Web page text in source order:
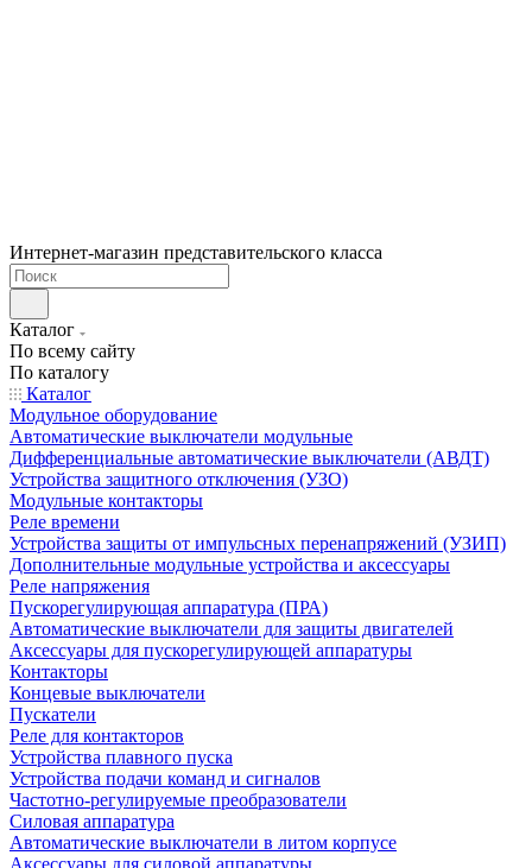
Интернет-магазин представительского класса
Каталог
По всему сайту
По каталогу
Каталог
Модульное оборудование
Автоматические выключатели модульные
Дифференциальные автоматические выключатели (АВДТ)
Устройства защитного отключения (УЗО)
Модульные контакторы
Реле времени
Устройства защиты от импульсных перенапряжений (УЗИП)
Дополнительные модульные устройства и аксессуары
Реле напряжения
Пускорегулирующая аппаратура (ПРА)
Автоматические выключатели для защиты двигателей
Аксессуары для пускорегулирующей аппаратуры
Контакторы
Концевые выключатели
Пускатели
Реле для контакторов
Устройства плавного пуска
Устройства подачи команд и сигналов
Частотно-регулируемые преобразователи
Силовая аппаратура
Автоматические выключатели в литом корпусе
Аксессуары для силовой аппаратуры